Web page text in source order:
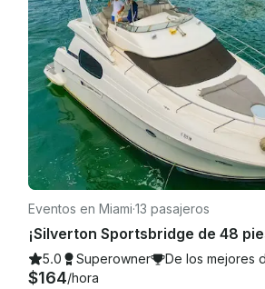
Eventos en Miami·13 pasajeros
¡Silverton Sportsbridge de 48
5.0 Superowner De los mejores
$164/hora